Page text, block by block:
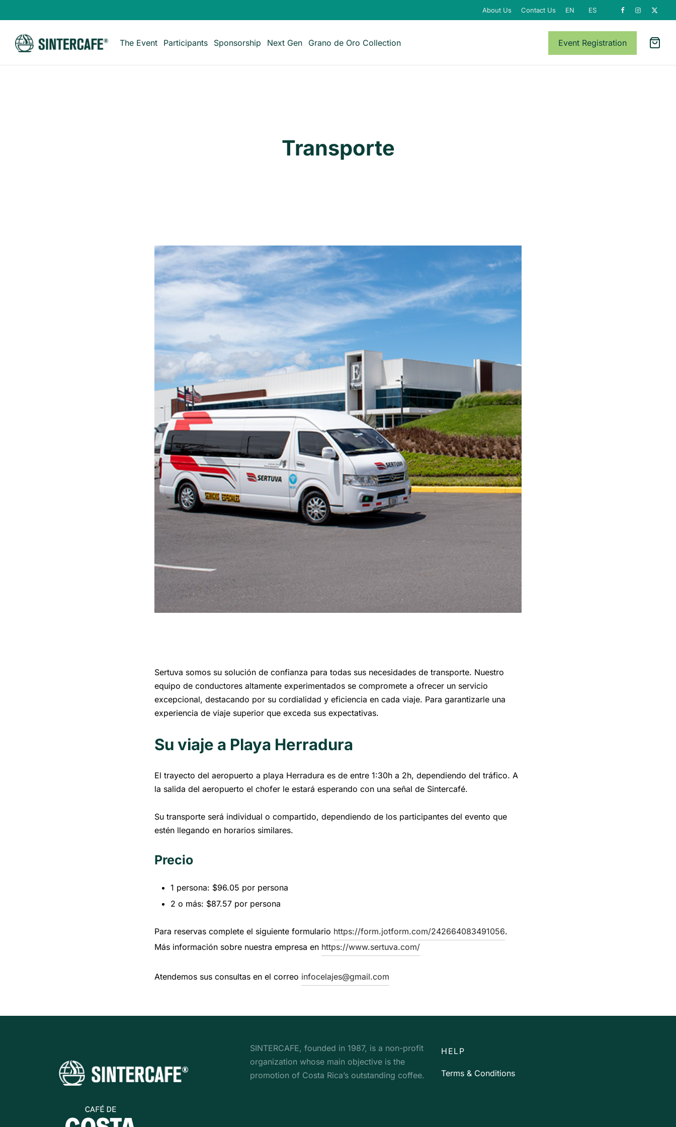
About Us Contact Us EN ES
The Event Participants Sponsorship Next Gen Grano de Oro Collection Event Registration
Transporte
Sertuva somos su solución de confianza para todas sus necesidades de transporte. Nuestro
equipo de conductores altamente experimentados se compromete a ofrecer un servicio
excepcional, destacando por su cordialidad y eficiencia en cada viaje. Para garantizarle una
experiencia de viaje superior que exceda sus expectativas.
Su viaje a Playa Herradura
El trayecto del aeropuerto a playa Herradura es de entre 1:30h a 2h, dependiendo del tráfico. A
la salida del aeropuerto el chofer le estará esperando con una señal de Sintercafé.
Su transporte será individual o compartido, dependiendo de los participantes del evento que
estén llegando en horarios similares.
Precio
1 persona: $96.05 por persona
2 o más: $87.57 por persona
Para reservas complete el siguiente formulario https://form.jotform.com/242664083491056.
Más información sobre nuestra empresa en https://www.sertuva.com/
Atendemos sus consultas en el correo infocelajes@gmail.com
SINTERCAFE, founded in 1987, is a non-profit
organization whose main objective is the
promotion of Costa Rica’s outstanding coffee.
HELP
Terms & Conditions